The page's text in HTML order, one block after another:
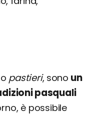
pastieri, sono un
pasquali
è possibile